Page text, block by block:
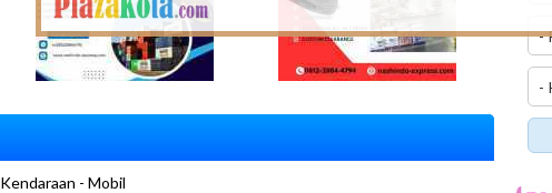
Kendaraan - Mobil